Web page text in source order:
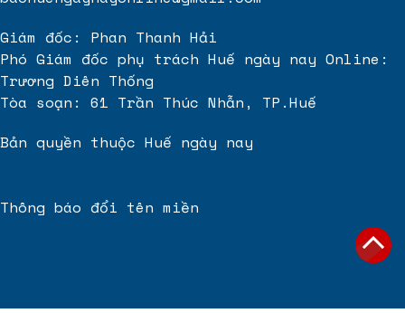
Giám đốc: Phan Thanh Hải
Phó Giám đốc phụ trách Huế ngày nay Online:
Trương Diên Thống
Tòa soạn: 61 Trần Thúc Nhẫn, TP.Huế
Bản quyền thuộc Huế ngày nay
Thông báo đổi tên miền